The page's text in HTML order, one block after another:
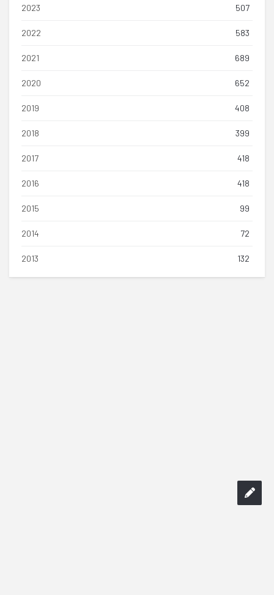
2023 507
2022 583
2021 689
2020 652
2019 408
2018 399
2017 418
2016 418
2015 99
2014 72
2013 132